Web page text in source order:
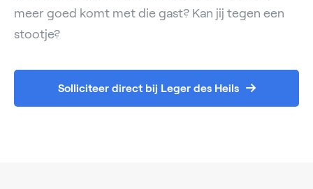
meer goed komt met die gast? Kan jij tegen een
stootje?
Solliciteer direct bij Leger des Heils